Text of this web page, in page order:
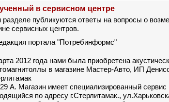
в сервисном центре
разделе публикуются ответы на вопросы о
сервисных центров.
портала "Потребинформс"
2012 года нами была приобретена
в магазине Мастер-Авто, ИП
А. Магазин имеет специализированный сервис
по адресу г.Стерлитамак.,